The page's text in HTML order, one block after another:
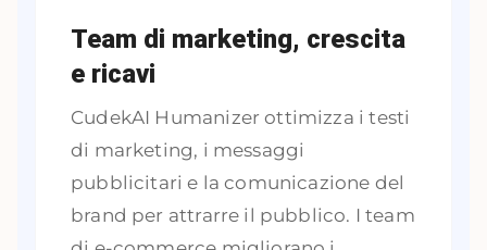
Team di marketing, crescita
e ricavi
CudekAI Humanizer ottimizza i testi
di marketing, i messaggi
pubblicitari e la comunicazione del
brand per attrarre il pubblico. I team